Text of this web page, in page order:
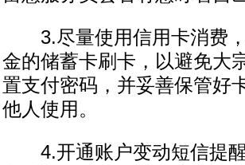
3.尽量使用信用卡消费，
金的储蓄卡刷卡，以避免大
置支付密码，并妥善保管好
他人使用。
4.开通账户变动短信提醒